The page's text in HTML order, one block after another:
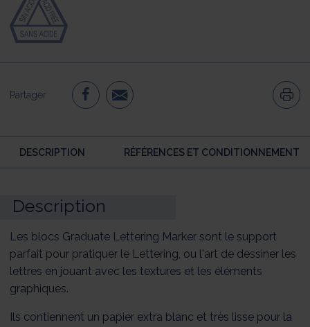
Partager
DESCRIPTION RÉFÉRENCES ET CONDITIONNEMENT
Description
Les blocs Graduate Lettering Marker sont le support
parfait pour pratiquer le Lettering, ou l'art de dessiner les
lettres en jouant avec les textures et les éléments
graphiques.
Ils contiennent un papier extra blanc et très lisse pour la